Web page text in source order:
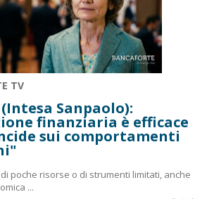
TV
Sanpaolo):
finanziaria è efficace
sui comportamenti
poche risorse o di strumenti limitati, anche
...